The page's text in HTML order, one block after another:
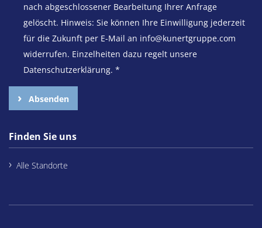
nach abgeschlossener Bearbeitung Ihrer Anfrage
gelöscht. Hinweis: Sie können Ihre Einwilligung jederzeit
für die Zukunft per E-Mail an info@kunertgruppe.com
widerrufen. Einzelheiten dazu regelt unsere
Datenschutzerklärung. *
Absenden
Finden Sie uns
Alle Standorte